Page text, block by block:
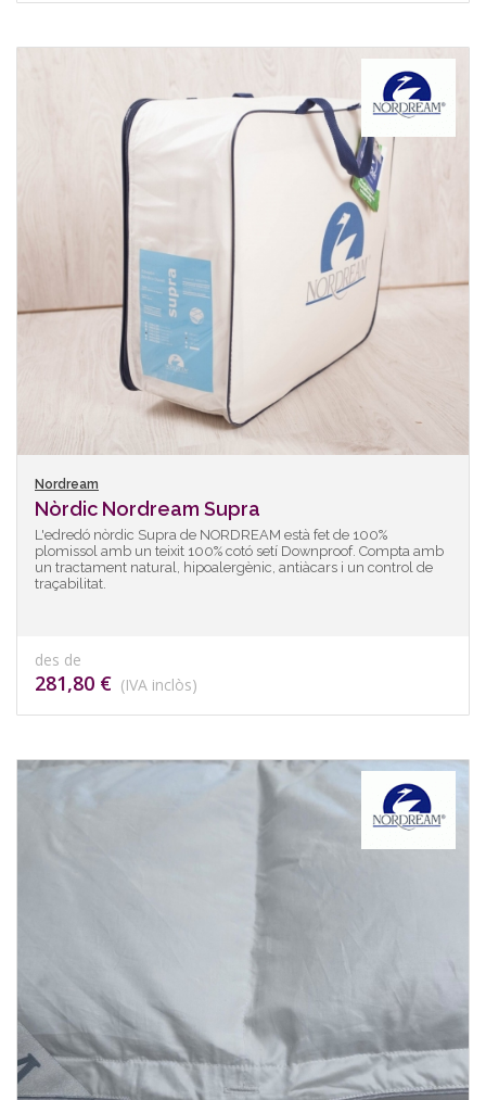
Nordream
Nòrdic Nordream Supra
L'edredó nòrdic Supra de NORDREAM està fet de 100%
plomissol amb un teixit 100% cotó setí Downproof. Compta amb
un tractament natural, hipoalergènic, antiàcars i un control de
traçabilitat.
des de
281,80 € (IVA inclòs)